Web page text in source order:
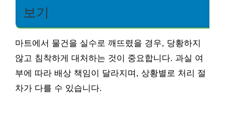
보기
마트에서 물건을 실수로 깨뜨렸을 경우, 당황하지
않고 침착하게 대처하는 것이 중요합니다. 과실 여
부에 따라 배상 책임이 달라지며, 상황별로 처리 절
차가 다를 수 있습니다.